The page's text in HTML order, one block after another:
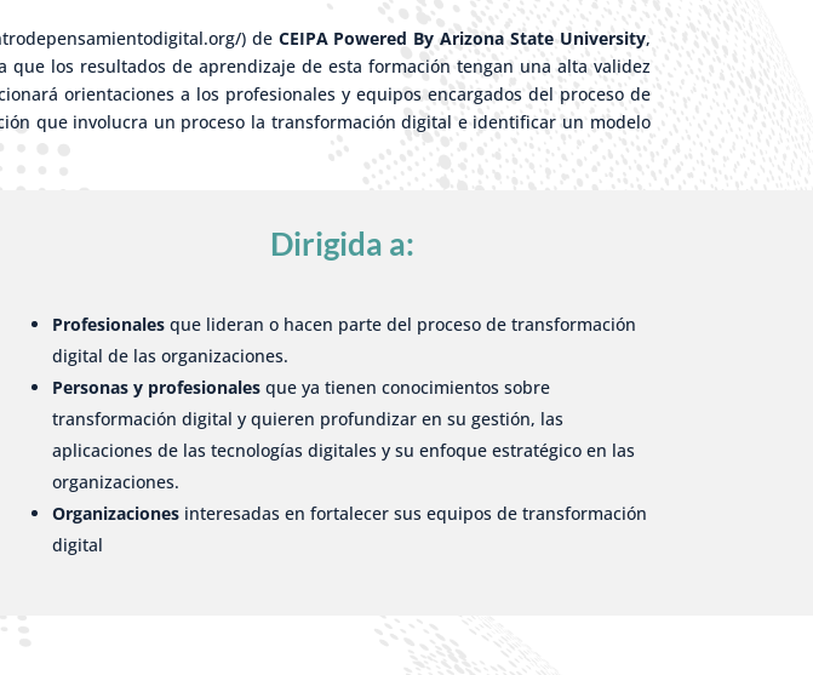
) de CEIPA Powered By Arizona State University,
los resultados de aprendizaje de esta formación tengan una alta validez
orientaciones a los profesionales y equipos encargados del proceso de
que involucra un proceso la transformación digital e identificar un modelo
Dirigida a:
Profesionales que lideran o hacen parte del proceso de transformación
digital de las organizaciones.
Personas y profesionalesque ya tienen conocimientos sobre
transformación digital y quieren profundizar en su gestión, las
aplicaciones de las tecnologías digitales y su enfoque estratégico en las
organizaciones.
Organizacionesinteresadas en fortalecer sus equipos de transformación
digital